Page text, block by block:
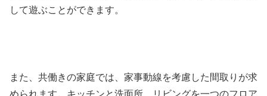
して遊ぶことができます。
また、共働きの家庭では、家事動線を考慮した間取りが求